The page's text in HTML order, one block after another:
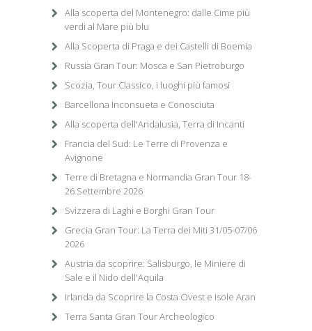
Alla scoperta del Montenegro: dalle Cime più
verdi al Mare più blu
Alla Scoperta di Praga e dei Castelli di Boemia
Russia Gran Tour: Mosca e San Pietroburgo
Scozia, Tour Classico, i luoghi più famosi
Barcellona Inconsueta e Conosciuta
Alla scoperta dell'Andalusia, Terra di Incanti
Francia del Sud: Le Terre di Provenza e
Avignone
Terre di Bretagna e Normandia Gran Tour 18-
26 Settembre 2026
Svizzera di Laghi e Borghi Gran Tour
Grecia Gran Tour: La Terra dei Miti 31/05-07/06
2026
Austria da scoprire: Salisburgo, le Miniere di
Sale e il Nido dell'Aquila
Irlanda da Scoprire la Costa Ovest e Isole Aran
Terra Santa Gran Tour Archeologico